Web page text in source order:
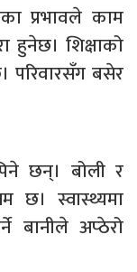
प्रभावले काम
हुनेछ। शिक्षाको
परिवारसँग बसेर
छन्। बोली र
छ। स्वास्थ्यमा
बानीले अप्ठेरो